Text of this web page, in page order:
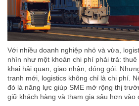
Với nhiều doanh nghiệp nhỏ và vừa,
nhìn như một khoản chi phí phải trả: thuê
khai hải quan, giao nhận, đóng gói.
tranh mới, logistics không chỉ là chi phí.
đó là năng lực giúp SME mở rộng thị
giữ khách hàng và tham gia sâu hơn vào